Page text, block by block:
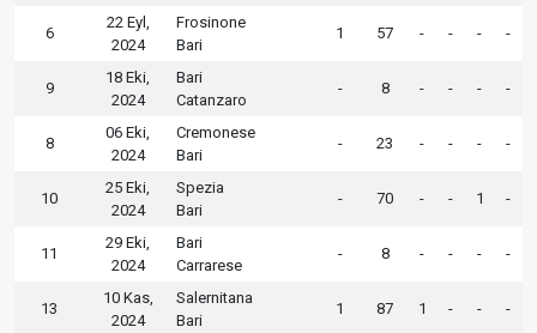
6
22 Eyl,
2024
Frosinone
Bari
1 57 - - - -
9
18 Eki,
2024
Bari
Catanzaro
- 8 - - - -
8
06 Eki,
2024
Cremonese
Bari
- 23 - - - -
10
25 Eki,
2024
Spezia
Bari
- 70 - - 1 -
11
29 Eki,
2024
Bari
Carrarese
- 8 - - - -
13
10 Kas,
2024
Salernitana
Bari
1 87 1 - - -